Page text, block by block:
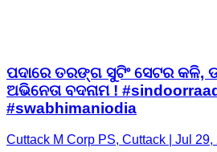
ପଦାରେ ତରଙ୍ଗ ସୁଟିଂ ସେଟର କଳି,
ଅଭିନେତା ବଦନାମ !
#swabhimaniodia
Cuttack M Corp PS, Cuttack | Jul 29,